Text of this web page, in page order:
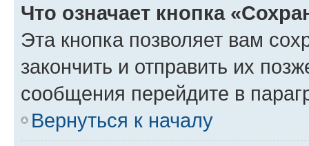
Что означает кнопка
Эта кнопка позволяет вам
закончить и отправить их
сообщения перейдите в
Вернуться к началу